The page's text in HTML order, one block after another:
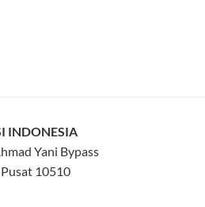
INDONESIA
Yani Bypass
10510